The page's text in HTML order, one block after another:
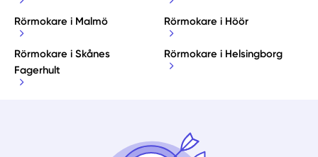
Rörmokare i Malmö Rörmokare i Höör
Rörmokare i Skånes
Fagerhult
Rörmokare i Helsingborg